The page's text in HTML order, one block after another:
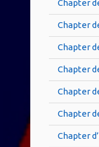
Chapter
Chapter
Chapter
Chapter
Chapter
Chapter
Chapter